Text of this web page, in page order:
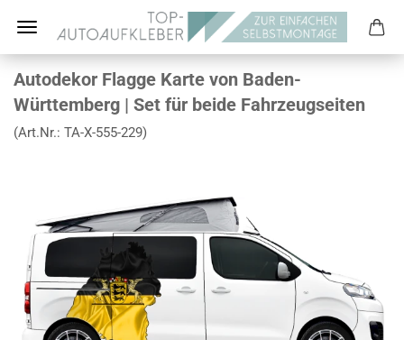
Autodekor Flagge Karte von Baden-
Württemberg | Set für beide Fahrzeugseiten
(Art.Nr.: TA-X-555-229)